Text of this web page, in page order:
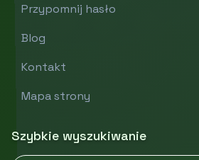
Przypomnij hasło
Blog
Kontakt
Mapa strony
Szybkie wyszukiwanie